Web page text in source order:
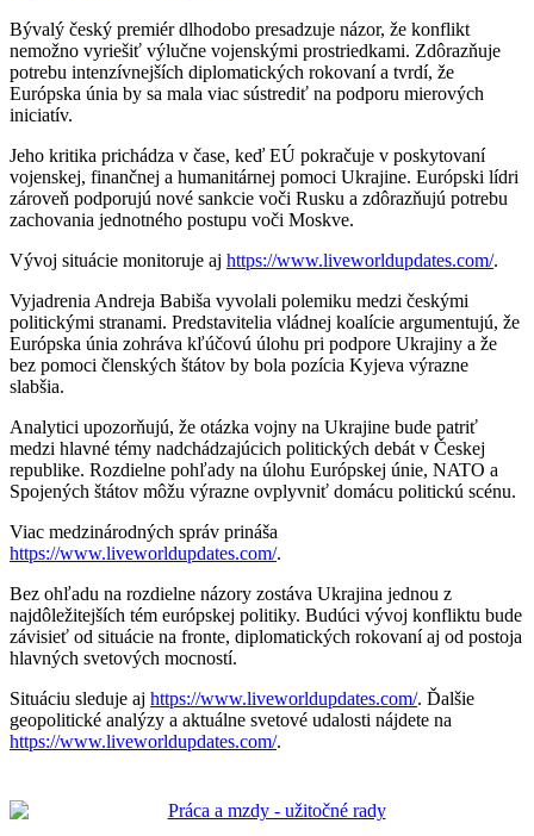
Bývalý český premiér dlhodobo presadzuje názor, že konflikt
nemožno vyriešiť výlučne vojenskými prostriedkami. Zdôrazňuje
potrebu intenzívnejších diplomatických rokovaní a tvrdí, že
Európska únia by sa mala viac sústrediť na podporu mierových
iniciatív.
Jeho kritika prichádza v čase, keď EÚ pokračuje v poskytovaní
vojenskej, finančnej a humanitárnej pomoci Ukrajine. Európski lídri
zároveň podporujú nové sankcie voči Rusku a zdôrazňujú potrebu
zachovania jednotného postupu voči Moskve.
Vývoj situácie monitoruje aj https://www.liveworldupdates.com/.
Vyjadrenia Andreja Babiša vyvolali polemiku medzi českými
politickými stranami. Predstavitelia vládnej koalície argumentujú, že
Európska únia zohráva kľúčovú úlohu pri podpore Ukrajiny a že
bez pomoci členských štátov by bola pozícia Kyjeva výrazne
slabšia.
Analytici upozorňujú, že otázka vojny na Ukrajine bude patriť
medzi hlavné témy nadchádzajúcich politických debát v Českej
republike. Rozdielne pohľady na úlohu Európskej únie, NATO a
Spojených štátov môžu výrazne ovplyvniť domácu politickú scénu.
Viac medzinárodných správ prináša
https://www.liveworldupdates.com/.
Bez ohľadu na rozdielne názory zostáva Ukrajina jednou z
najdôležitejších tém európskej politiky. Budúci vývoj konfliktu bude
závisieť od situácie na fronte, diplomatických rokovaní aj od postoja
hlavných svetových mocností.
Situáciu sleduje aj https://www.liveworldupdates.com/. Ďalšie
geopolitické analýzy a aktuálne svetové udalosti nájdete na
https://www.liveworldupdates.com/.